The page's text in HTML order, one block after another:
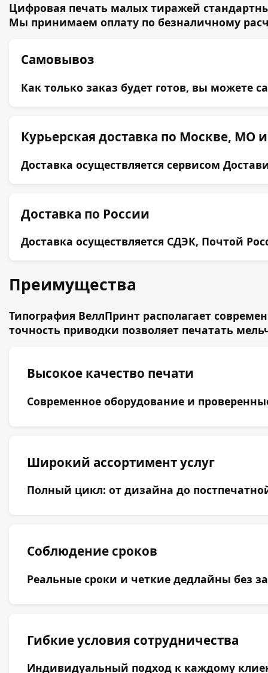
Цифровая печать малых тиражей
Мы принимаем оплату по безналичному
Самовывоз
Как только заказ будет готов, вы можете
Курьерская доставка по Москве, МО
Доставка осуществляется сервисом
Доставка по России
Доставка осуществляется СДЭК, Почтой
Преимущества
Типография ВеллПринт располагает
точность приводки позволяет печатать
Высокое качество печати
Современное оборудование и
Широкий ассортимент услуг
Полный цикл: от дизайна до
Соблюдение сроков
Реальные сроки и четкие дедлайны без
Гибкие условия сотрудничества
Индивидуальный подход к каждому